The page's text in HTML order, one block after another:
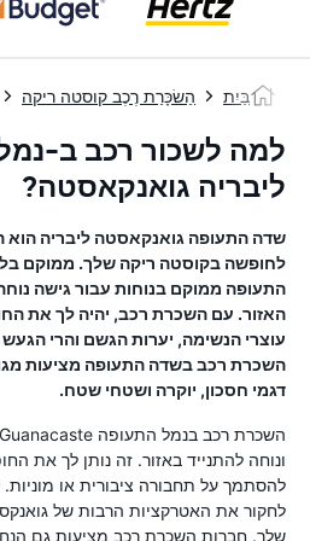
בַּיִת הַשׂכָּרַת רֶכֶב קוסטה ריקה
למה לשכור רכב ב-
ליבריה גואנקאסטה?
שדה התעופה גואנקאסטה ליבריה
לחופשה בקוסטה ריקה שלך. ממוקם
התעופה ממוקם בנוחות עבור גישה
האזור. עם השכרת רכב, יהיה לך את
עוצרי הנשימה, יערות הגשם והרי
השכרת רכב בשדה התעופה מציעות
דגמי חסכון, יוקרה ושטחי שטח.
ונוחה להתנייד באזור. זה נותן לך את
להסתמך על תחבורה ציבורית או
לחקור את האטרקציות הרבות של
שלך. חברות השכרת רכב מציעות גם